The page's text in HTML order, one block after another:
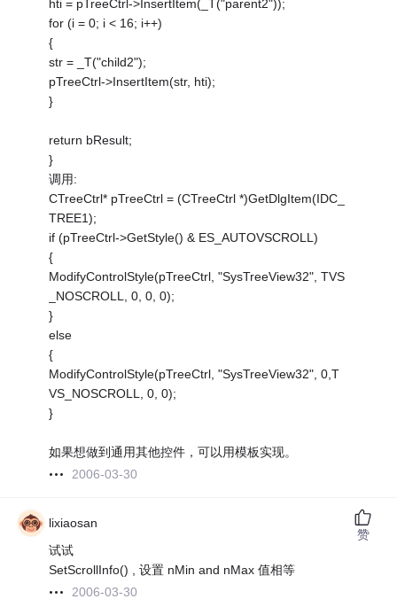
hti = pTreeCtrl->InsertItem(_T("parent2"));
for (i = 0; i < 16; i++)
{
str = _T("child2");
pTreeCtrl->InsertItem(str, hti);
}
return bResult;
}
调用:
CTreeCtrl* pTreeCtrl = (CTreeCtrl *)GetDlgItem(IDC_
TREE1);
if (pTreeCtrl->GetStyle() & ES_AUTOVSCROLL)
{
ModifyControlStyle(pTreeCtrl, "SysTreeView32", TVS
_NOSCROLL, 0, 0, 0);
}
else
{
ModifyControlStyle(pTreeCtrl, "SysTreeView32", 0,T
VS_NOSCROLL, 0, 0);
}
如果想做到通用其他控件，可以用模板实现。
2006-03-30
lixiaosan
试试
SetScrollInfo() , 设置 nMin and nMax 值相等
2006-03-30
赞